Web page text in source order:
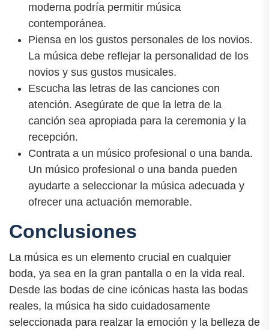
moderna podría permitir música
contemporánea.
Piensa en los gustos personales de los novios.
La música debe reflejar la personalidad de los
novios y sus gustos musicales.
Escucha las letras de las canciones con
atención. Asegúrate de que la letra de la
canción sea apropiada para la ceremonia y la
recepción.
Contrata a un músico profesional o una banda.
Un músico profesional o una banda pueden
ayudarte a seleccionar la música adecuada y
ofrecer una actuación memorable.
Conclusiones
La música es un elemento crucial en cualquier
boda, ya sea en la gran pantalla o en la vida real.
Desde las bodas de cine icónicas hasta las bodas
reales, la música ha sido cuidadosamente
seleccionada para realzar la emoción y la belleza de